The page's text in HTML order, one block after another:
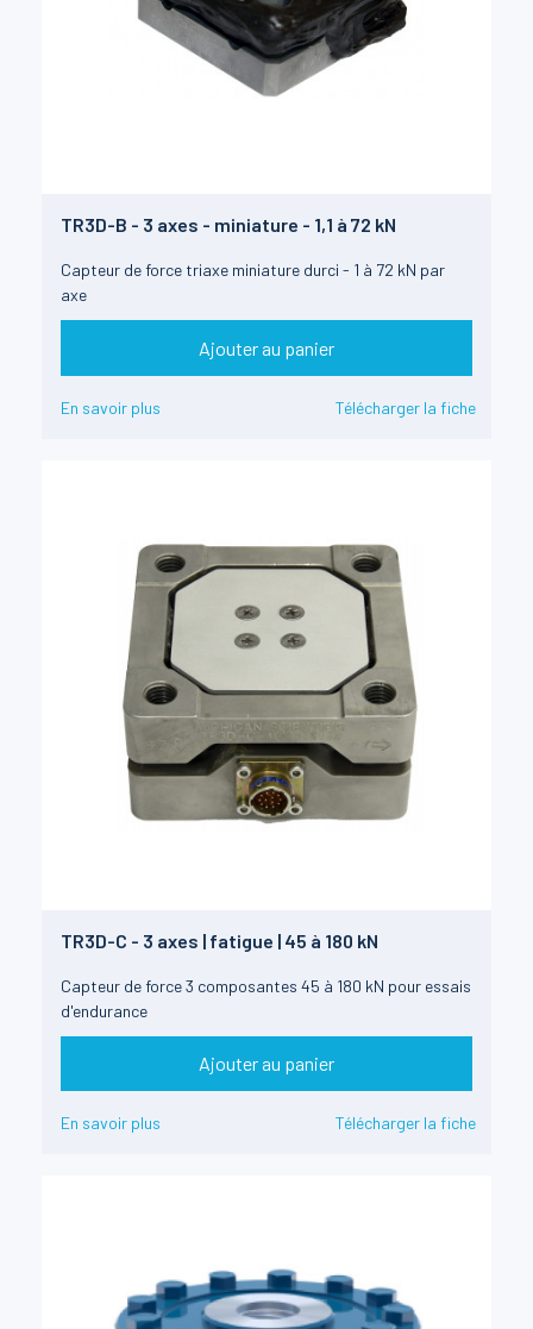
TR3D-B - 3 axes - miniature - 1,1 à 72 kN
Capteur de force triaxe miniature durci - 1 à 72 kN par
axe
Ajouter au panier
En savoir plus Télécharger la fiche
TR3D-C - 3 axes | fatigue | 45 à 180 kN
Capteur de force 3 composantes 45 à 180 kN pour essais
d'endurance
Ajouter au panier
En savoir plus Télécharger la fiche